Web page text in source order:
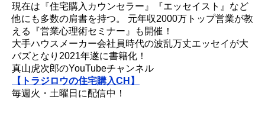
現在は『住宅購入カウンセラー』『エッセイスト』など
他にも多数の肩書を持つ。 元年収2000万トップ営業が教
える『営業心理術セミナー』も開催！
大手ハウスメーカー会社員時代の波乱万丈エッセイが大
バズとなり2021年遂に書籍化！
真山虎次郎のYouTubeチャンネル
【トラジロウの住宅購入CH】
毎週火・土曜日に配信中！